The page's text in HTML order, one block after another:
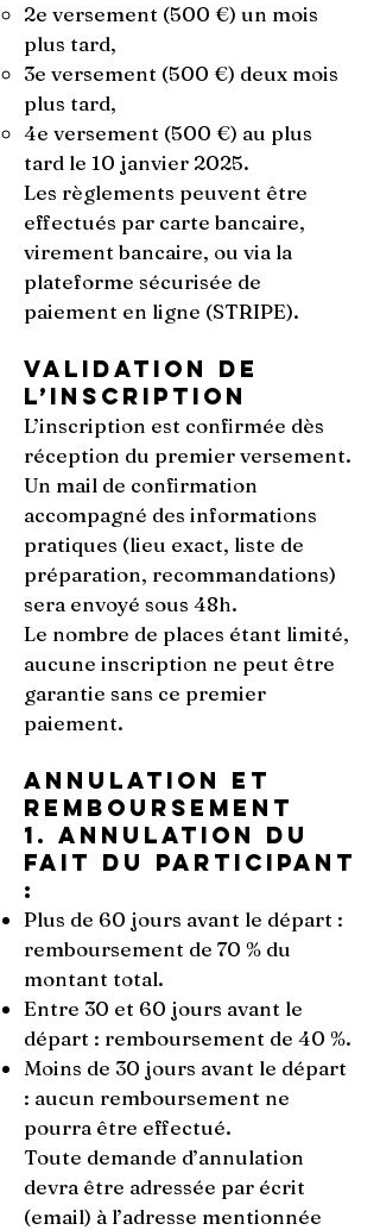
2e versement (500 €) un mois
plus tard,
3e versement (500 €) deux mois
plus tard,
4e versement (500 €) au plus
tard le 10 janvier 2025.
Les règlements peuvent être
effectués par carte bancaire,
virement bancaire, ou via la
plateforme sécurisée de
paiement en ligne (STRIPE).
Validation de
l’inscription
L’inscription est confirmée dès
réception du premier versement.
Un mail de confirmation
accompagné des informations
pratiques (lieu exact, liste de
préparation, recommandations)
sera envoyé sous 48h.
Le nombre de places étant limité,
aucune inscription ne peut être
garantie sans ce premier
paiement.
Annulation et
remboursement
1. Annulation du
fait du participant
:
Plus de 60 jours avant le départ :
remboursement de 70 % du
montant total.
Entre 30 et 60 jours avant le
départ : remboursement de 40 %.
Moins de 30 jours avant le départ
: aucun remboursement ne
pourra être effectué.
Toute demande d’annulation
devra être adressée par écrit
(email) à l’adresse mentionnée